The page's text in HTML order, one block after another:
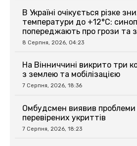
В Україні очікується різке
температури до +12°C:
попереджають про грози та
8 Серпня, 2026, 04:23
На Вінниччині викрито три
з землею та мобілізацією
7 Серпня, 2026, 18:36
Омбудсмен виявив проблеми
перевірених укриттів
7 Серпня, 2026, 18:23